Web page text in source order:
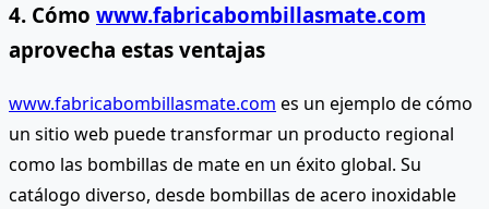
4. Cómo www.fabricabombillasmate.com
aprovecha estas ventajas
www.fabricabombillasmate.com es un ejemplo de cómo
un sitio web puede transformar un producto regional
como las bombillas de mate en un éxito global. Su
catálogo diverso, desde bombillas de acero inoxidable